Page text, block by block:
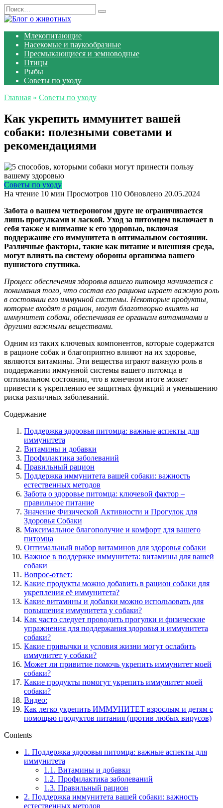
Перейти
к
Search
for:
Млекопитающие
Насекомые и паукообразные
Пресмыкающиеся и земноводные
Птицы
Рыбы
Советы по уходу
Главная » Советы по уходу
Как укрепить иммунитет вашей
собаки: полезными советами и
рекомендациями
Советы по уходу
На чтение 10 мин Просмотров 110 Обновлено 20.05.2024
Забота о вашем четвероногом друге не ограничивается
лишь прогулками и лаской. Уход за питомцем включает в
себя также и внимание к его здоровью, включая
поддержание его иммунитета в оптимальном состоянии.
Различные факторы, такие как питание и внешняя среда,
могут влиять на систему обороны организма вашего
пушистого спутника.
Процесс обеспечения здоровья вашего питомца начинается с
понимания того, что состав его рациона играет важную роль
в состоянии его иммунной системы. Некоторые продукты,
которые входят в рацион, могут благотворно влиять на
иммунитет собаки, обеспечивая ее организм витаминами и
другими важными веществами.
Одним из таких ключевых компонентов, которые содержатся
в рационе собак и благоприятно влияют на их здоровье,
являются витамины. Эти вещества играют важную роль в
поддержании иммунной системы вашего питомца в
оптимальном состоянии, что в конечном итоге может
привести к укреплению ее защитных функций и уменьшению
риска различных заболеваний.
Содержание
Поддержка здоровья питомца: важные аспекты для
иммунитета
Витамины и добавки
Профилактика заболеваний
Правильный рацион
Поддержка иммунитета вашей собаки: важность
естественных методов
Забота о здоровье питомца: ключевой фактор –
правильное питание
Значение Физической Активности и Прогулок для
Здоровья Собаки
Максимальное благополучие и комфорт для вашего
питомца
Оптимальный выбор витаминов для здоровья собаки
Важное в поддержке иммунитета: витамины для вашей
собаки
Вопрос-ответ:
Какие продукты можно добавить в рацион собаки для
укрепления её иммунитета?
Какие витамины и добавки можно использовать для
повышения иммунитета у собаки?
Как часто следует проводить прогулки и физические
упражнения для поддержания здоровья и иммунитета
собаки?
Какие привычки и условия жизни могут ослабить
иммунитет у собаки?
Может ли привитие помочь укрепить иммунитет моей
собаки?
Какие продукты помогут укрепить иммунитет моей
собаки?
Видео:
Как легко укрепить ИММУНИТЕТ взрослым и детям с
помощью продуктов питания (против любых вирусов)
Contents
1. Поддержка здоровья питомца: важные аспекты для
иммунитета
1.1. Витамины и добавки
1.2. Профилактика заболеваний
1.3. Правильный рацион
2. Поддержка иммунитета вашей собаки: важность
естественных методов